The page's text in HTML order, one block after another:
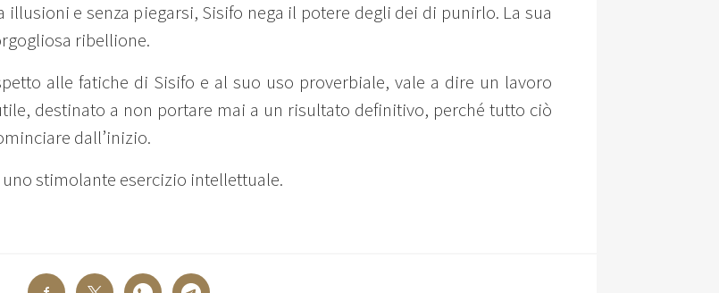
illusioni e senza piegarsi, Sisifo nega il potere degli dei di punirlo. La sua
ribellione.
alle fatiche di Sisifo e al suo uso proverbiale, vale a dire un lavoro
destinato a non portare mai a un risultato definitivo, perché tutto ciò
dall’inizio.
stimolante esercizio intellettuale.